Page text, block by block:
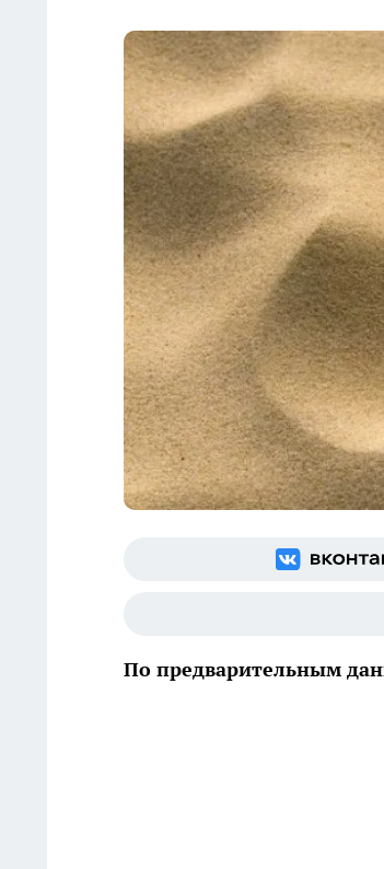
По предварительным